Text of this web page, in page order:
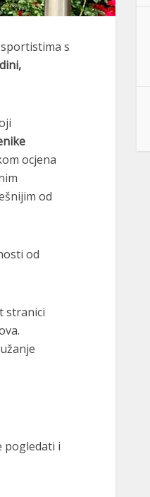
s
ocjena
od
od
stranici
pogledati i